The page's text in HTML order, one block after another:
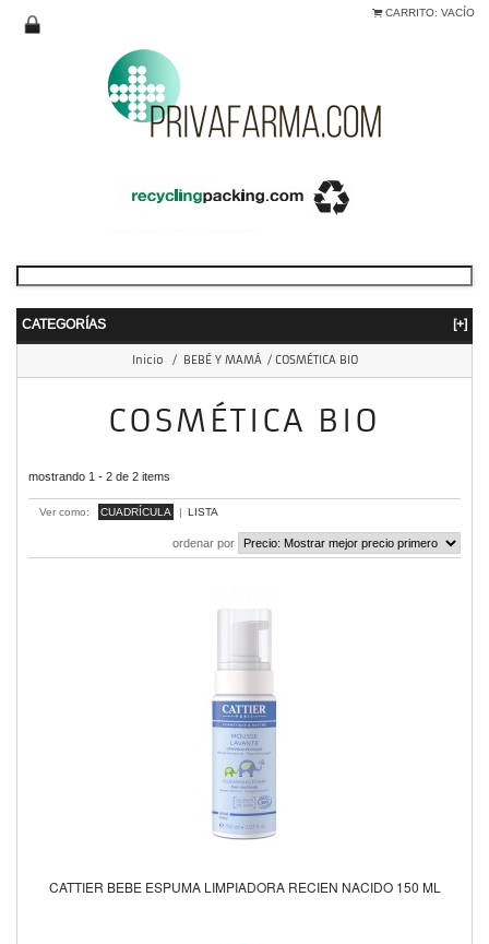
CARRITO: VACÍO
CATEGORÍAS [+]
Inicio / BEBÉ Y MAMÁ / COSMÉTICA BIO
COSMÉTICA BIO
mostrando 1 - 2 de 2 items
Ver como: CUADRÍCULA | LISTA
ordenar por
CATTIER BEBE ESPUMA LIMPIADORA RECIEN NACIDO 150 ML